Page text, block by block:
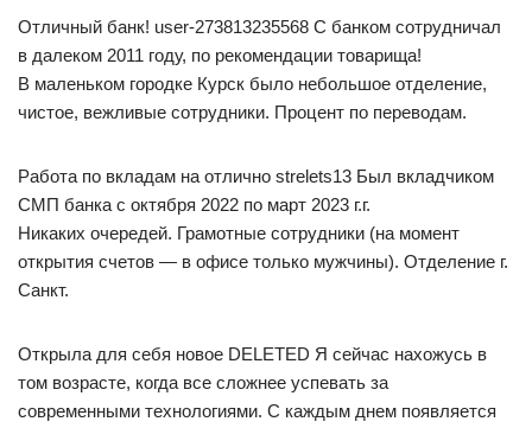
Отличный банк! user-273813235568 С банком сотрудничал
в далеком 2011 году, по рекомендации товарища!
В маленьком городке Курск было небольшое отделение,
чистое, вежливые сотрудники. Процент по переводам.
Работа по вкладам на отлично strelets13 Был вкладчиком
СМП банка с октября 2022 по март 2023 г.г.
Никаких очередей. Грамотные сотрудники (на момент
открытия счетов — в офисе только мужчины). Отделение г.
Санкт.
Открыла для себя новое DELETED Я сейчас нахожусь в
том возрасте, когда все сложнее успевать за
современными технологиями. С каждым днем появляется